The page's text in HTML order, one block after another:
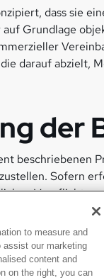
dass sie
Grundlage
darauf abzielt,
der
beschriebenen
Sofern
to measure and
assist our marketing
content and
on the right, you can